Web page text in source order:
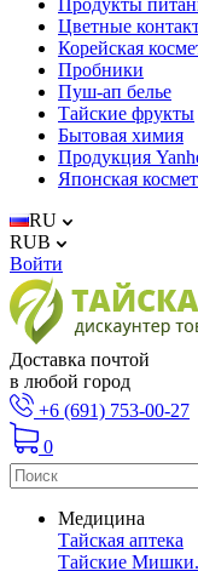
Продукты
Цветные
Корейская
Пробники
Пуш-ап белье
Тайские фрукты
Бытовая химия
Продукция
Японская
RU
RUB
Войти
Доставка почтой
в любой город
+6 (691) 753-00-27
0
Медицина
Тайская аптека
Тайские Мишки.